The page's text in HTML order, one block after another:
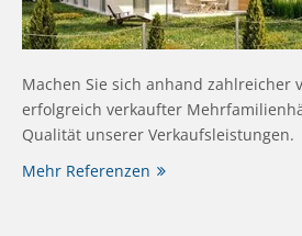
Machen Sie sich anhand zahlreicher
erfolgreich verkaufter
Qualität unserer Verkaufsleistungen.
Mehr Referenzen